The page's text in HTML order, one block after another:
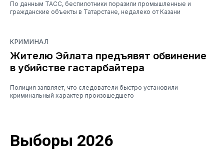
По данным ТАСС, беспилотники поразили промышленные и
гражданские объекты в Татарстане, недалеко от Казани
КРИМИНАЛ
Жителю Эйлата предъявят обвинение
в убийстве гастарбайтера
Полиция заявляет, что следователи быстро установили
криминальный характер произошедшего
Выборы 2026